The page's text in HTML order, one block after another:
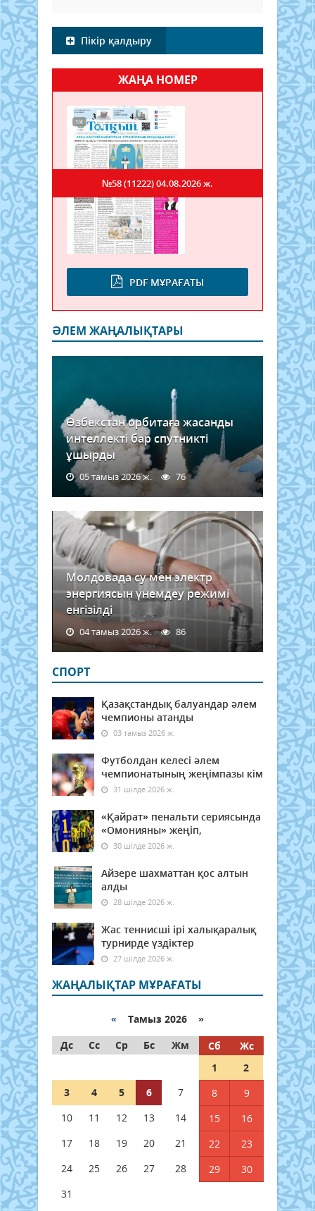
Пікір қалдыру
ЖАҢА НОМЕР
PDF МҰРАҒАТЫ
№58 (11222)04.08.2026 ж.
ӘЛЕМ ЖАҢАЛЫҚТАРЫ
Өзбекстан орбитаға жасанды
интеллекті бар спутникті
ұшырды
05 тамыз 2026 ж. 76
Молдовада су мен электр
энергиясын үнемдеу режимі
енгізілді
04 тамыз 2026 ж. 86
СПОРТ
Қазақстандық балуандар әлем
чемпионы атанды
03 тамыз 2026 ж.
Футболдан келесі әлем
чемпионатының жеңімпазы кім
31 шілде 2026 ж.
«Қайрат» пенальти сериясында
«Омонияны» жеңіп,
30 шілде 2026 ж.
Айзере шахматтан қос алтын
алды
28 шілде 2026 ж.
Жас теннисші ірі халықаралық
турнирде үздіктер
27 шілде 2026 ж.
ЖАҢАЛЫҚТАР МҰРАҒАТЫ
« Тамыз 2026 »
Дс
Сс Ср Бс Жм Сб
Жс
1
2
3
4 5 6 7 8
9
10
11 12 13 14 15
16
17
18 19 20 21 22
23
24
25 26 27 28 29
30
31